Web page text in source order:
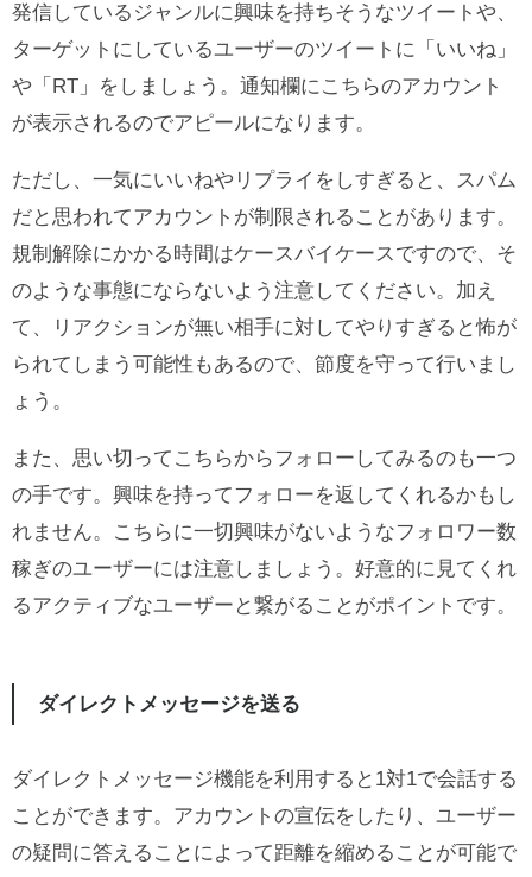
発信しているジャンルに興味を持ちそうなツイートや、
ターゲットにしているユーザーのツイートに「いいね」
や「RT」をしましょう。通知欄にこちらのアカウント
が表示されるのでアピールになります。
ただし、一気にいいねやリプライをしすぎると、スパム
だと思われてアカウントが制限されることがあります。
規制解除にかかる時間はケースバイケースですので、そ
のような事態にならないよう注意してください。加え
て、リアクションが無い相手に対してやりすぎると怖が
られてしまう可能性もあるので、節度を守って行いまし
ょう。
また、思い切ってこちらからフォローしてみるのも一つ
の手です。興味を持ってフォローを返してくれるかもし
れません。こちらに一切興味がないようなフォロワー数
稼ぎのユーザーには注意しましょう。好意的に見てくれ
るアクティブなユーザーと繋がることがポイントです。
ダイレクトメッセージを送る
ダイレクトメッセージ機能を利用すると1対1で会話する
ことができます。アカウントの宣伝をしたり、ユーザー
の疑問に答えることによって距離を縮めることが可能で